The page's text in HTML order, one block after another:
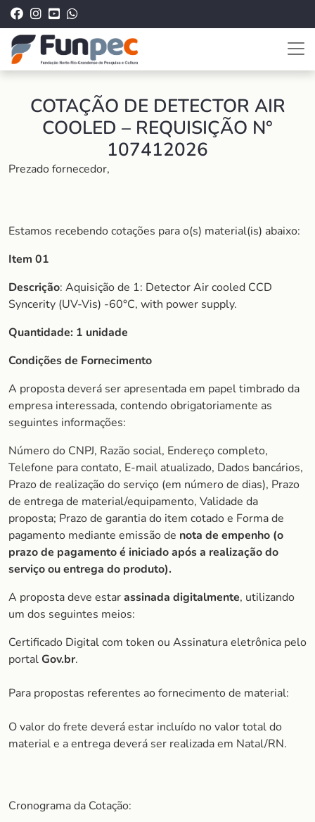
COTAÇÃO DE DETECTOR AIR
COOLED – REQUISIÇÃO N°
107412026
Prezado fornecedor,
Estamos recebendo cotações para o(s) material(is) abaixo:
Item 01
Descrição: Aquisição de 1: Detector Air cooled CCD
Syncerity (UV-Vis) -60°C, with power supply.
Quantidade: 1 unidade
Condições de Fornecimento
A proposta deverá ser apresentada em papel timbrado da
empresa interessada, contendo obrigatoriamente as
seguintes informações:
Número do CNPJ, Razão social, Endereço completo,
Telefone para contato, E-mail atualizado, Dados bancários,
Prazo de realização do serviço (em número de dias), Prazo
de entrega de material/equipamento, Validade da
proposta; Prazo de garantia do item cotado e Forma de
pagamento mediante emissão de nota de empenho (o
prazo de pagamento é iniciado após a realização do
serviço ou entrega do produto).
A proposta deve estarassinada digitalmente, utilizando
um dos seguintes meios:
Certificado Digital com token ou Assinatura eletrônica pelo
portalGov.br.
Para propostas referentes ao fornecimento de material:
O valor do frete deverá estar incluído no valor total do
material e a entrega deverá ser realizada em Natal/RN.
Cronograma da Cotação: